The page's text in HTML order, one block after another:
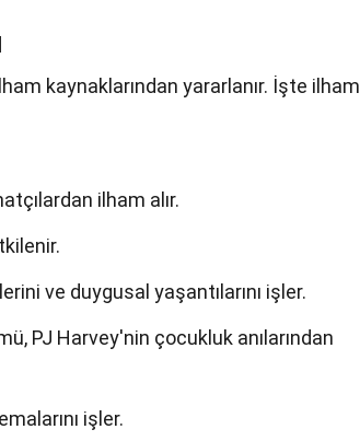
kaynaklarından yararlanır. İşte ilham
ilham alır.
ve duygusal yaşantılarını işler.
PJ Harvey'nin çocukluk anılarından
işler.